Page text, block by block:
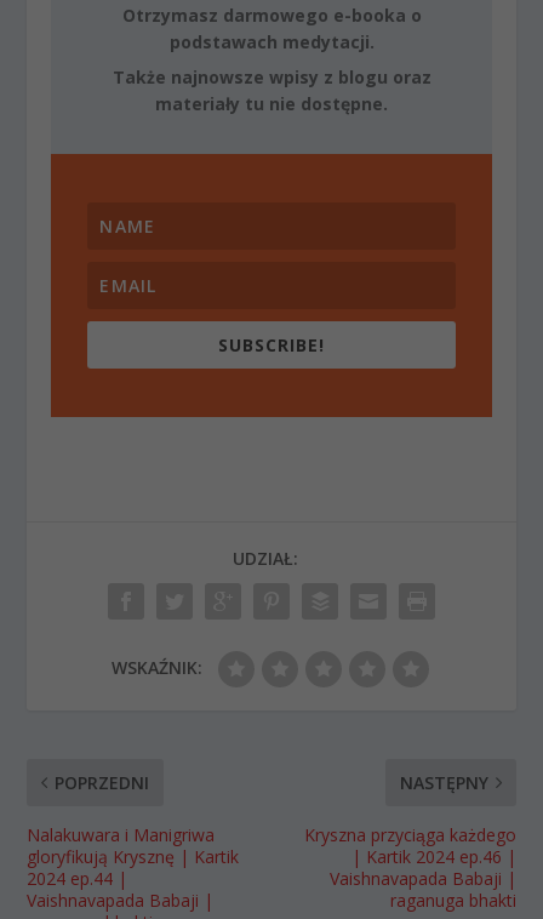
Otrzymasz darmowego e-booka o
podstawach medytacji.
Także najnowsze wpisy z blogu oraz
materiały tu nie dostępne.
SUBSCRIBE!
UDZIAŁ:
WSKAŹNIK:
POPRZEDNI
Nalakuwara i Manigriwa
gloryfikują Krysznę | Kartik
2024 ep.44 |
Vaishnavapada Babaji |
NASTĘPNY
Kryszna przyciąga każdego
| Kartik 2024 ep.46 |
Vaishnavapada Babaji |
raganuga bhakti